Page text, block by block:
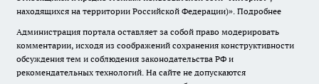
находящихся на территории Российской Федерации)». Подробнее
Администрация портала оставляет за собой право модерировать
комментарии, исходя из соображений сохранения конструктивности
обсуждения тем и соблюдения законодательства РФ и
рекомендательных технологий. На сайте не допускаются